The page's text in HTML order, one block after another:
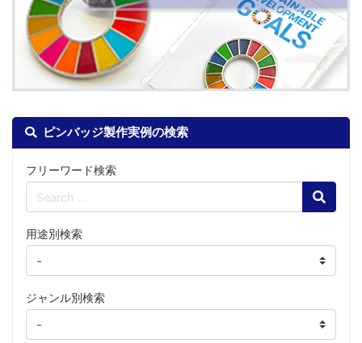
ピンバッジ製作実例の検索
フリーワード検索
Search
用途別検索
ジャンル別検索